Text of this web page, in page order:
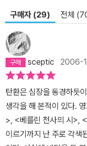
구매자 (29) 전체
sceptic 2006-
탄환은 심장을 동경하듯
생각을 해 본적이 있다.
>, <베를린 천사의 시>,
이르기까지 난 주로 각색